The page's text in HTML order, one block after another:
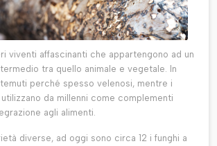
viventi affascinanti che appartengono ad un
tra quello animale e vegetale. In
perché spesso velenosi, mentre i
da millenni come complementi
agli alimenti.
diverse, ad oggi sono circa 12 i funghi a